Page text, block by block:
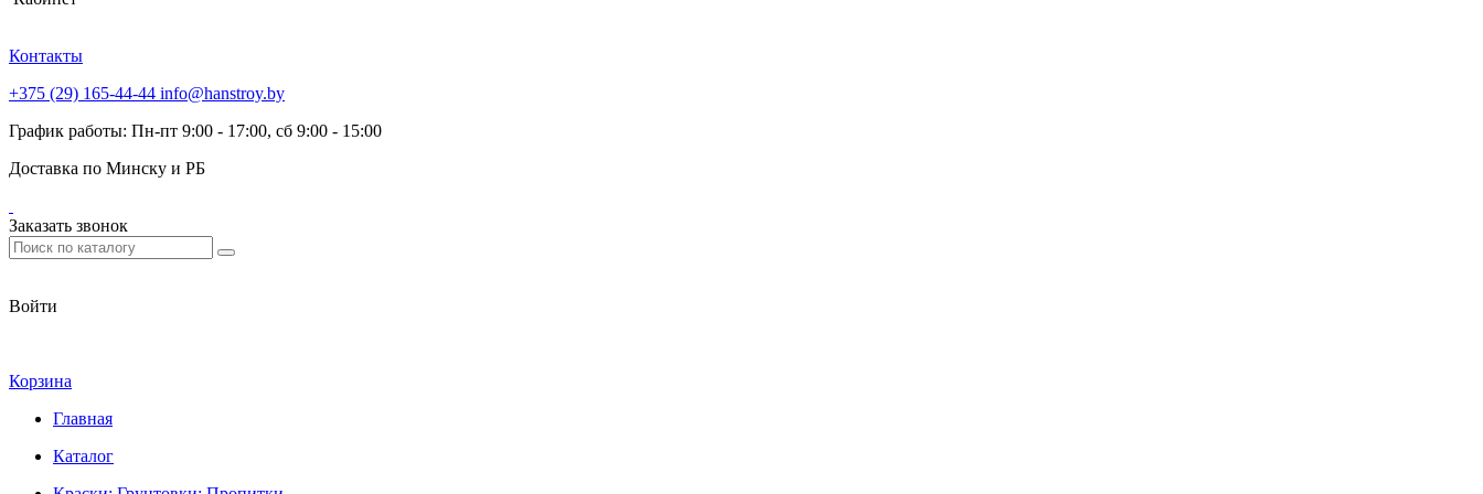
Контакты
+375 (29) 165-44-44 info@hanstroy.by
График работы: Пн-пт 9:00 - 17:00, сб 9:00 - 15:00
Доставка по Минску и РБ
Заказать звонок
Войти
Корзина
Главная
Каталог